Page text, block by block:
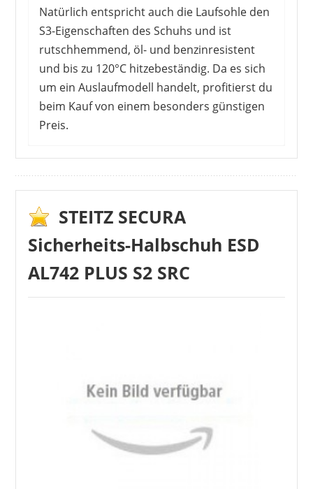
Natürlich entspricht auch die Laufsohle den
S3-Eigenschaften des Schuhs und ist
rutschhemmend, öl- und benzinresistent
und bis zu 120°C hitzebeständig. Da es sich
um ein Auslaufmodell handelt, profitierst du
beim Kauf von einem besonders günstigen
Preis.
KäuferInnen dieses Schuhs sind vor allem vom
hervorragenden Preis-Leistungs-Verhältnis
angetan. Ab der ersten Minute ist der
Tragekomfort hoch und du bekommst keine
Blasen beim Laufen. Sie sind dauerhaft bequem
– vor allem, wenn man die Einlegesohlen
austauscht. Nicht zuletzt überzeugt auch der
sehr bequem
STEITZ SECURA
Sicherheits-Halbschuh ESD
AL742 PLUS S2 SRC